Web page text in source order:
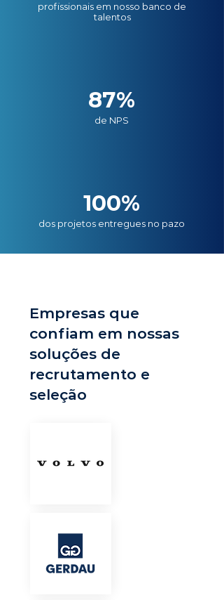
profissionais em nosso banco de
talentos
87%
de NPS
100%
dos projetos entregues no pazo
Empresas que
confiam em nossas
soluções de
recrutamento e
seleção